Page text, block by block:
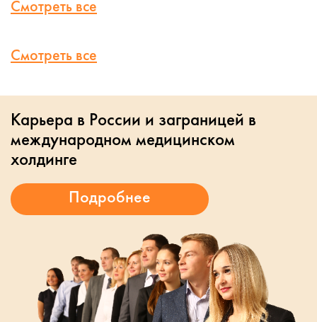
Смотреть все
Смотреть все
Карьера в России и заграницей в
международном медицинском
холдинге